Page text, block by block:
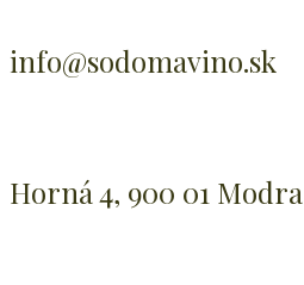
info@sodomavino.sk
Horná 4, 900 01 Modra